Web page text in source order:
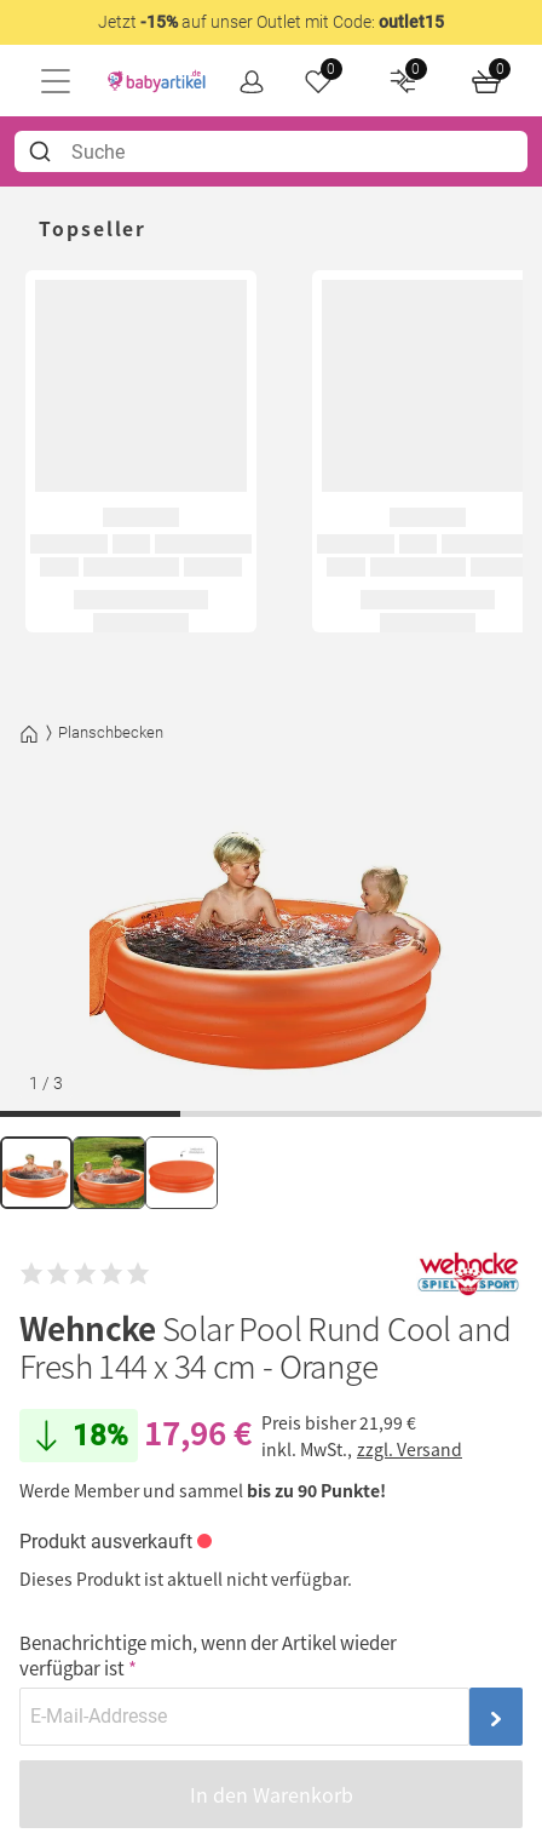
Jetzt -15%auf unser Outlet mit Code: outlet15
0 0 0
Topseller
Planschbecken
1 / 3
WehnckeSolar Pool Rund Cool and
Fresh 144 x 34 cm - Orange
18% 17,96 € Preis bisher21,99 €
inkl. MwSt., zzgl. Versand
Werde Member und sammel bis zu 90 Punkte!
Produkt ausverkauft
Dieses Produkt ist aktuell nicht verfügbar.
Benachrichtige mich, wenn der Artikel wieder
verfügbar ist
In den Warenkorb